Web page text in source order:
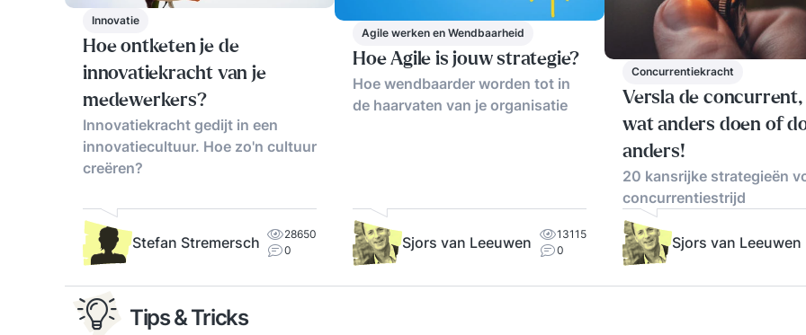
en
rol
Innovatie
Hoe ontketen je de
innovatiekracht van je
medewerkers?
Innovatiekracht gedijt in een
innovatiecultuur. Hoe zo'n cultuur
creëren?
Stefan Stremersch
28650
0
Agile werken en Wendbaarheid
Hoe Agile is jouw strategie?
Hoe wendbaarder worden tot in
de haarvaten van je organisatie
Sjors van Leeuwen
13115
0
Concurrentiekracht
Versla de concurrent,
wat anders doen of
anders!
20 kansrijke strategieën
concurrentiestrijd
Sjors van Leeuwen
Tips & Tricks